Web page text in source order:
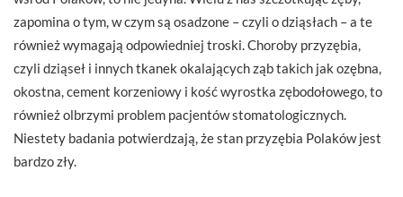
zapomina o tym, w czym są osadzone – czyli o dziąsłach – a te
również wymagają odpowiedniej troski. Choroby przyzębia,
czyli dziąseł i innych tkanek okalających ząb takich jak ozębna,
okostna, cement korzeniowy i kość wyrostka zębodołowego, to
również olbrzymi problem pacjentów stomatologicznych.
Niestety badania potwierdzają, że stan przyzębia Polaków jest
bardzo zły.